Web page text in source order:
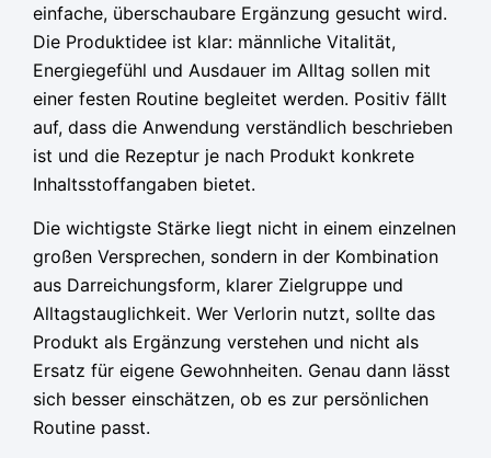
einfache, überschaubare Ergänzung gesucht wird.
Die Produktidee ist klar: männliche Vitalität,
Energiegefühl und Ausdauer im Alltag sollen mit
einer festen Routine begleitet werden. Positiv fällt
auf, dass die Anwendung verständlich beschrieben
ist und die Rezeptur je nach Produkt konkrete
Inhaltsstoffangaben bietet.
Die wichtigste Stärke liegt nicht in einem einzelnen
großen Versprechen, sondern in der Kombination
aus Darreichungsform, klarer Zielgruppe und
Alltagstauglichkeit. Wer Verlorin nutzt, sollte das
Produkt als Ergänzung verstehen und nicht als
Ersatz für eigene Gewohnheiten. Genau dann lässt
sich besser einschätzen, ob es zur persönlichen
Routine passt.